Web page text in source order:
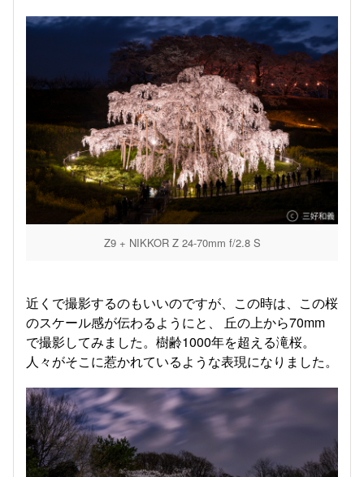
Z9 + NIKKOR Z 24-70mm f/2.8 S
近くで撮影するのもいいのですが、この時は、この桜
のスケール感が伝わるようにと、 丘の上から70mm
で撮影してみました。樹齢1000年を超える滝桜。
人々がそこに惹かれているような表現になりました。